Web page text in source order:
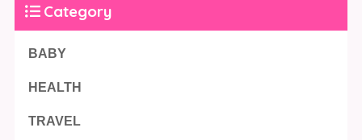
Category
BABY
HEALTH
TRAVEL